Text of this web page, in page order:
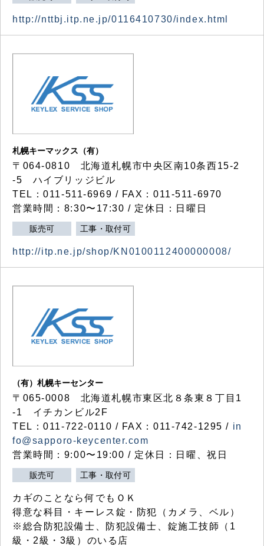
http://nttbj.itp.ne.jp/0116410730/index.html
札幌キーマックス（有）
〒064-0810 北海道札幌市中央区南10条西15-2
-5 ハイブリッジビル
TEL：011-511-6969 / FAX：011-511-6970
営業時間：8:30〜17:30 / 定休日：日曜日
販売可 工事・取付可
http://itp.ne.jp/shop/KN0100112400000008/
（有）札幌キーセンター
〒065-0008 北海道札幌市東区北８条東８丁目1
-1 イチカンビル2F
TEL：011-722-0110 / FAX：011-742-1295 / in
fo@sapporo-keycenter.com
営業時間：9:00〜19:00 / 定休日：日曜、祝日
販売可 工事・取付可
カギのことなら何でもＯＫ
得意な科目・キーレス錠・防犯（カメラ、ベル）
※総合防犯設備士、防犯設備士、錠施工技師（1
級・2級・3級）のいる店